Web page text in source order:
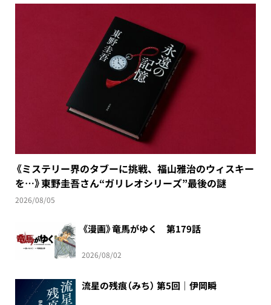
《ミステリー界のタブーに挑戦、福山雅治のウィスキー
を…》東野圭吾さん“ガリレオシリーズ”最後の謎
2026/08/05
《漫画》竜馬がゆく 第179話
2026/08/02
流星の残痕（みち） 第5回｜伊岡瞬